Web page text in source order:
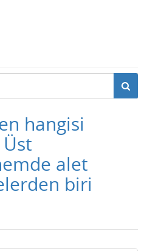
hangisi
alet
biri